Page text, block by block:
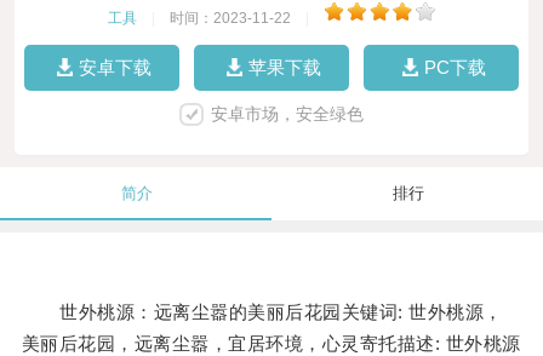
工具 时间：2023-11-22
安卓下载 苹果下载 PC下载
安卓市场，安全绿色
简介 排行
世外桃源：远离尘嚣的美丽后花园关键词: 世外桃源，
美丽后花园，远离尘嚣，宜居环境，心灵寄托描述: 世外桃源